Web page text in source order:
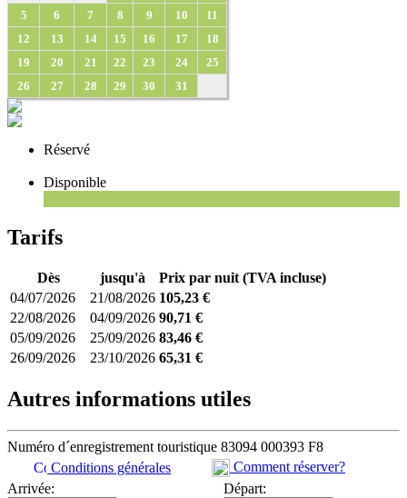
5
6 7 8 9 10
11
12
13 14 15 16 17
18
19
20 21 22 23 24
25
26
27 28 29 30 31
Réservé
Disponible
Tarifs
Dès jusqu'à
Prix par nuit (TVA incluse)
04/07/2026
21/08/2026 105,23 €
22/08/2026
04/09/2026 90,71 €
05/09/2026
25/09/2026 83,46 €
26/09/2026
23/10/2026 65,31 €
Autres informations utiles
Numéro d´enregistrement touristique 83094 000393 F8
Conditions générales
Comment réserver?
Arrivée:
Départ: